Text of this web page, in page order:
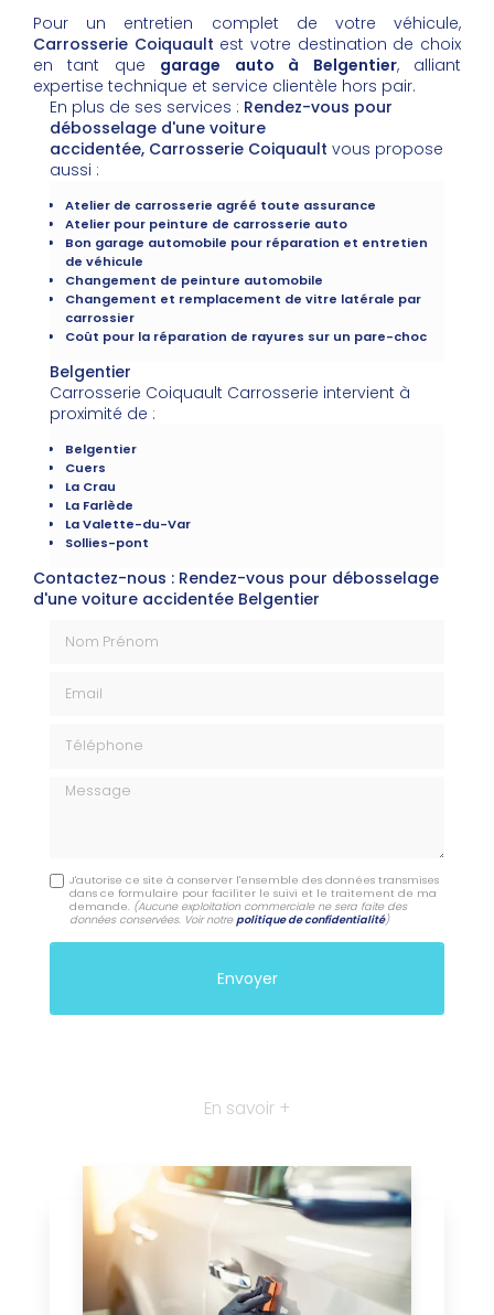
Pour un entretien complet de votre véhicule,
Carrosserie Coiquault est votre destination de choix
en tant que garage auto à Belgentier, alliant
expertise technique et service clientèle hors pair.
En plus de ses services : Rendez-vous pour
débosselage d'une voiture
accidentée, Carrosserie Coiquault vous propose
aussi :
Atelier de carrosserie agréé toute assurance
Atelier pour peinture de carrosserie auto
Bon garage automobile pour réparation et entretien
de véhicule
Changement de peinture automobile
Changement et remplacement de vitre latérale par
carrossier
Coût pour la réparation de rayures sur un pare-choc
Belgentier
Carrosserie Coiquault Carrosserie intervient à
proximité de :
Belgentier
Cuers
La Crau
La Farlède
La Valette-du-Var
Sollies-pont
Contactez-nous : Rendez-vous pour débosselage
d'une voiture accidentée Belgentier
Message
J'autorise ce site à conserver l'ensemble des données transmises
dans ce formulaire pour faciliter le suivi et le traitement de ma
demande. (Aucune exploitation commerciale ne sera faite des
données conservées. Voir notre politique de confidentialité)
En savoir +